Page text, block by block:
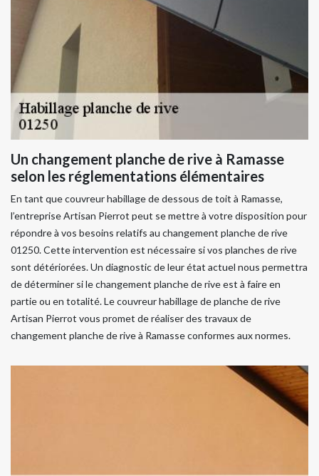
Un changement planche de rive à Ramasse
selon les réglementations élémentaires
En tant que couvreur habillage de dessous de toit à Ramasse,
l’entreprise Artisan Pierrot peut se mettre à votre disposition pour
répondre à vos besoins relatifs au changement planche de rive
01250. Cette intervention est nécessaire si vos planches de rive
sont détériorées. Un diagnostic de leur état actuel nous permettra
de déterminer si le changement planche de rive est à faire en
partie ou en totalité. Le couvreur habillage de planche de rive
Artisan Pierrot vous promet de réaliser des travaux de
changement planche de rive à Ramasse conformes aux normes.